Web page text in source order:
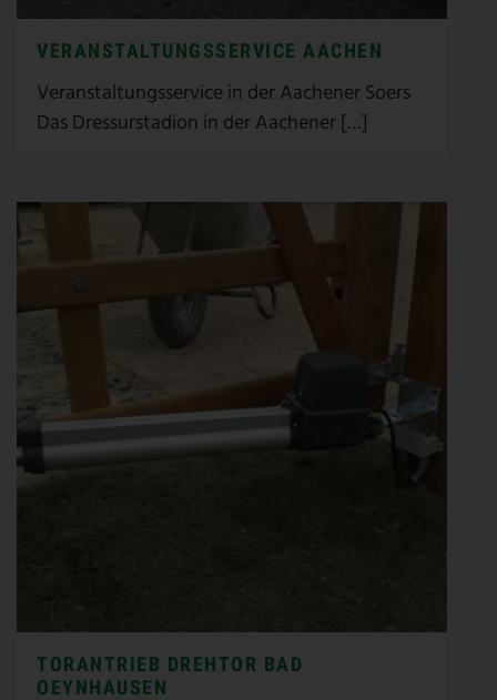
VERANSTALTUNGSSERVICE AACHEN
Veranstaltungsservice in der Aachener Soers
Das Dressurstadion in der Aachener […]
TORANTRIEB DREHTOR BAD
OEYNHAUSEN